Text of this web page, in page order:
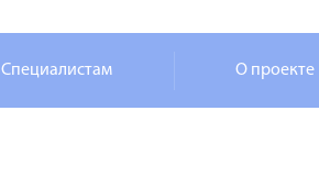
Специалистам О проекте